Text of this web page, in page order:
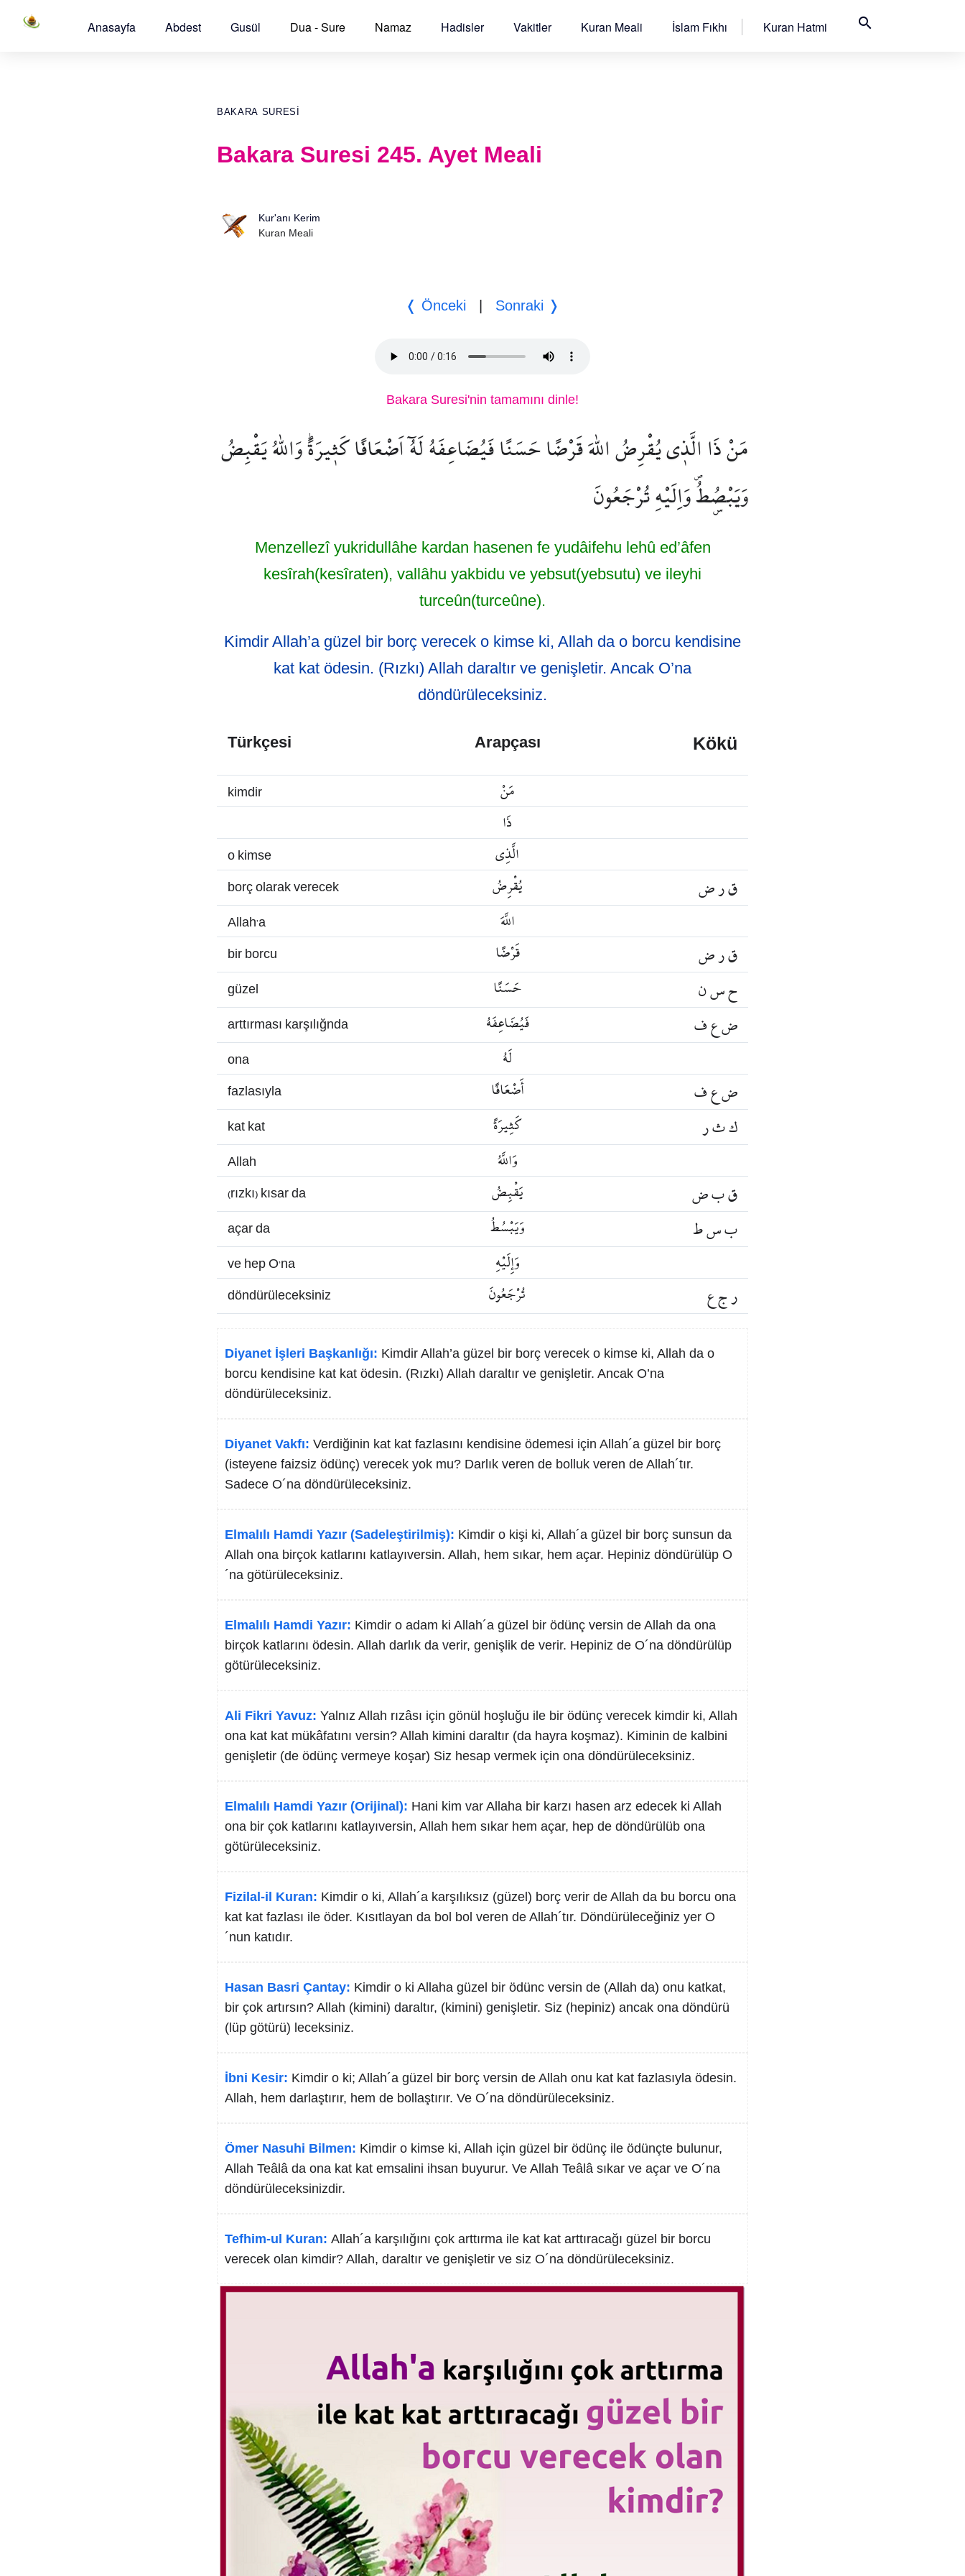
Anasayfa Abdest Gusül Dua - Sure Namaz Hadisler Vakitler Kuran Meali İslam Fıkhı Kuran Hatmi search
BAKARA SURESI
Bakara Suresi 245. Ayet Meali
Kur'anı Kerim
Kuran Meali
❬ Önceki | Sonraki ❭
Bakara Suresi'nin tamamını dinle!
مَنْ ذَا الَّذ۪ي يُقْرِضُ اللّٰهَ قَرْضًا حَسَنًا فَيُضَاعِفَهُ لَهُٓ اَضْعَافًا كَث۪يرَةًۜ وَاللّٰهُ يَقْبِضُ
وَيَبْصُۣطُۖ وَاِلَيْهِ تُرْجَعُونَ
Menzellezî yukridullâhe kardan hasenen fe yudâifehu lehû ed’âfen
kesîrah(kesîraten), vallâhu yakbidu ve yebsut(yebsutu) ve ileyhi
turceûn(turceûne).
Kimdir Allah’a güzel bir borç verecek o kimse ki, Allah da o borcu kendisine
kat kat ödesin. (Rızkı) Allah daraltır ve genişletir. Ancak O’na
döndürüleceksiniz.
Türkçesi Arapçası Kökü
kimdir
مَنْ
ذَا
o kimse الَّذِي
borç olarak verecek يُقْرِضُ ق ر ض
Allah’a اللَّهَ
bir borcu قَرْضًا ق ر ض
güzel حَسَنًا ح س ن
arttırması karşılığnda فَيُضَاعِفَهُ ض ع ف
ona لَهُ
fazlasıyla أَضْعَافًا ض ع ف
kat kat كَثِيرَةً ك ث ر
Allah وَاللَّهُ
(rızkı) kısar da يَقْبِضُ ق ب ض
açar da وَيَبْسُطُ ب س ط
ve hep O’na وَإِلَيْهِ
döndürüleceksiniz تُرْجَعُونَ ر ج ع
Diyanet İşleri Başkanlığı: Kimdir Allah’a güzel bir borç verecek o kimse ki, Allah da o
borcu kendisine kat kat ödesin. (Rızkı) Allah daraltır ve genişletir. Ancak O’na
döndürüleceksiniz.
Diyanet Vakfı: Verdiğinin kat kat fazlasını kendisine ödemesi için Allah´a güzel bir borç
(isteyene faizsiz ödünç) verecek yok mu? Darlık veren de bolluk veren de Allah´tır.
Sadece O´na döndürüleceksiniz.
Elmalılı Hamdi Yazır (Sadeleştirilmiş): Kimdir o kişi ki, Allah´a güzel bir borç sunsun da
Allah ona birçok katlarını katlayıversin. Allah, hem sıkar, hem açar. Hepiniz döndürülüp O
´na götürüleceksiniz.
Elmalılı Hamdi Yazır: Kimdir o adam ki Allah´a güzel bir ödünç versin de Allah da ona
birçok katlarını ödesin. Allah darlık da verir, genişlik de verir. Hepiniz de O´na döndürülüp
götürüleceksiniz.
Ali Fikri Yavuz: Yalnız Allah rızâsı için gönül hoşluğu ile bir ödünç verecek kimdir ki, Allah
ona kat kat mükâfatını versin? Allah kimini daraltır (da hayra koşmaz). Kiminin de kalbini
genişletir (de ödünç vermeye koşar) Siz hesap vermek için ona döndürüleceksiniz.
Elmalılı Hamdi Yazır (Orijinal): Hani kim var Allaha bir karzı hasen arz edecek ki Allah
ona bir çok katlarını katlayıversin, Allah hem sıkar hem açar, hep de döndürülüb ona
götürüleceksiniz.
Fizilal-il Kuran: Kimdir o ki, Allah´a karşılıksız (güzel) borç verir de Allah da bu borcu ona
kat kat fazlası ile öder. Kısıtlayan da bol bol veren de Allah´tır. Döndürüleceğiniz yer O
´nun katıdır.
Hasan Basri Çantay: Kimdir o ki Allaha güzel bir ödünc versin de (Allah da) onu katkat,
bir çok artırsın? Allah (kimini) daraltır, (kimini) genişletir. Siz (hepiniz) ancak ona döndürü
(lüp götürü) leceksiniz.
İbni Kesir: Kimdir o ki; Allah´a güzel bir borç versin de Allah onu kat kat fazlasıyla ödesin.
Allah, hem darlaştırır, hem de bollaştırır. Ve O´na döndürüleceksiniz.
Ömer Nasuhi Bilmen: Kimdir o kimse ki, Allah için güzel bir ödünç ile ödünçte bulunur,
Allah Teâlâ da ona kat kat emsalini ihsan buyurur. Ve Allah Teâlâ sıkar ve açar ve O´na
döndürüleceksinizdir.
Tefhim-ul Kuran: Allah´a karşılığını çok arttırma ile kat kat arttıracağı güzel bir borcu
verecek olan kimdir? Allah, daraltır ve genişletir ve siz O´na döndürüleceksiniz.